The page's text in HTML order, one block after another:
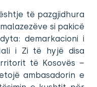
të pazgjidhura
si pakicë
demarkacioni i
i Zi të hyjë disa
të Kosovës –
ambasadorin e